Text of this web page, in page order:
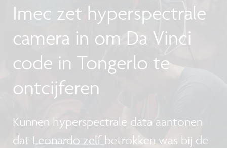
Imec zet hyperspectrale
camera in om Da Vinci
code in Tongerlo te
ontcijferen
Kunnen hyperspectrale data aantonen
dat Leonardo zelf betrokken was bij de